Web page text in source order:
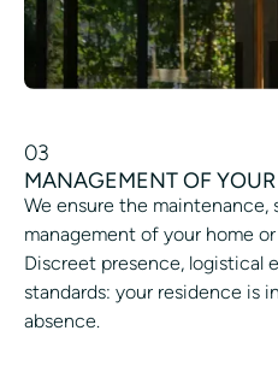
03
MANAGEMENT OF
We ensure the maintenance,
management of your home
Discreet presence, logistical
standards: your residence is
absence.